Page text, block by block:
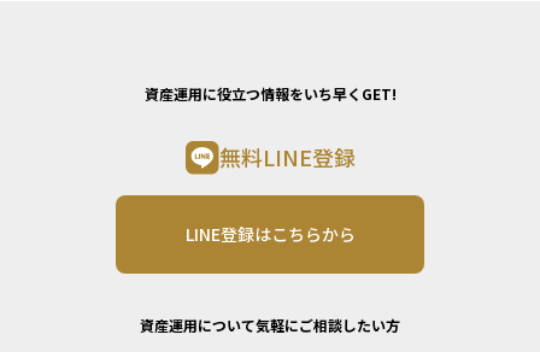
資産運用に役立つ情報をいち早くGET!
無料LINE登録
LINE登録はこちらから
資産運用について気軽にご相談したい方